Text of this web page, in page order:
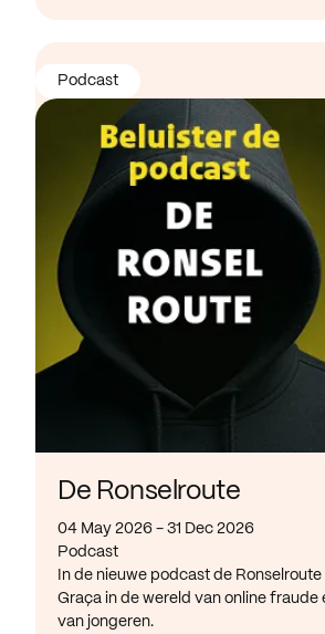
De Ronselroute
04 May 2026 - 31 Dec 2026
Podcast
In de nieuwe podcast de
Graça in de wereld van online fraude
van jongeren.
Podcast